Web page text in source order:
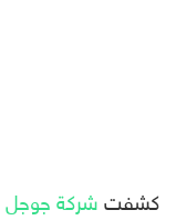
كشفتشركة جوجل